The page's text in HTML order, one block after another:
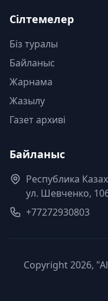
Сілтемелер
Біз туралы
Байланыс
Жарнама
Жазылу
Газет архиві
Байланыс
Республика
ул. Шевченко,
+77272930803
Copyright 2026,